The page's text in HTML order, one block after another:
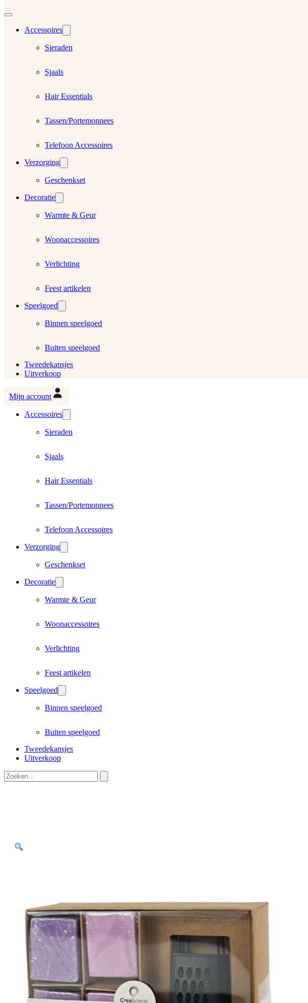
Accessoires
Sieraden
Sjaals
Hair Essentials
Tassen/Portemonnees
Telefoon Accessoires
Verzorging
Geschenkset
Decoratie
Warmte & Geur
Woonaccessoires
Verlichting
Feest artikelen
Speelgoed
Binnen speelgoed
Buiten speelgoed
Tweedekansjes
Uitverkoop
Mijn account
Accessoires
Sieraden
Sjaals
Hair Essentials
Tassen/Portemonnees
Telefoon Accessoires
Verzorging
Geschenkset
Decoratie
Warmte & Geur
Woonaccessoires
Verlichting
Feest artikelen
Speelgoed
Binnen speelgoed
Buiten speelgoed
Tweedekansjes
Uitverkoop
Zoeken